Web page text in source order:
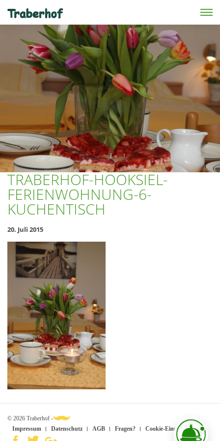
Skip to main content
TRABERHOF-HOOKSIEL-
FERIENWOHNUNG-6-
KUCHENTISCH
20. Juli 2015
© 2026 Traberhof -
Impressum
Datenschutz AGB Fragen? Cookie-Einstellungen